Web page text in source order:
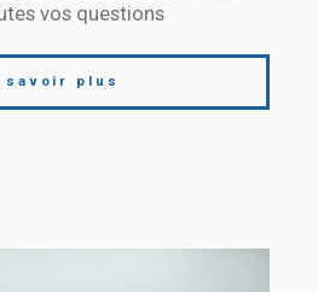
vos questions
savoir plus